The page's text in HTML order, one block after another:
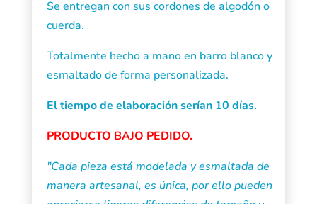
Se entregan con sus cordones de algodón o
cuerda.
Totalmente hecho a mano en barro blanco y
esmaltado de forma personalizada.
El tiempo de elaboración serían 10 días.
PRODUCTO BAJO PEDIDO.
"Cada pieza está modelada y esmaltada de
manera artesanal, es única, por ello pueden